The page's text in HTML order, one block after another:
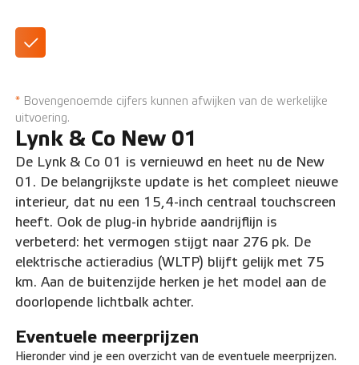
* Bovengenoemde cijfers kunnen afwijken van de werkelijke
uitvoering.
Lynk & Co New 01
De Lynk & Co 01 is vernieuwd en heet nu de New
01. De belangrijkste update is het compleet nieuwe
interieur, dat nu een 15,4-inch centraal touchscreen
heeft. Ook de plug-in hybride aandrijflijn is
verbeterd: het vermogen stijgt naar 276 pk. De
elektrische actieradius (WLTP) blijft gelijk met 75
km. Aan de buitenzijde herken je het model aan de
doorlopende lichtbalk achter.
Eventuele meerprijzen
Hieronder vind je een overzicht van de eventuele meerprijzen.